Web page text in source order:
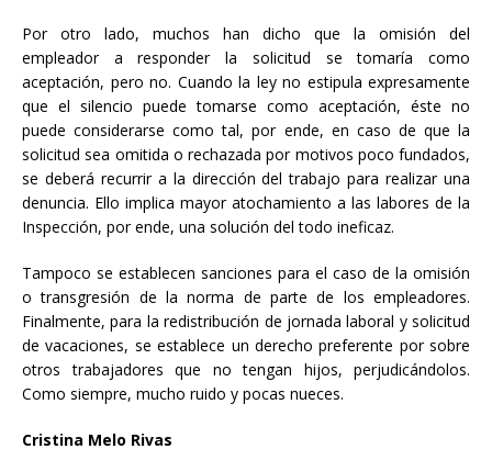
Por otro lado, muchos han dicho que la omisión del
empleador a responder la solicitud se tomaría como
aceptación, pero no. Cuando la ley no estipula expresamente
que el silencio puede tomarse como aceptación, éste no
puede considerarse como tal, por ende, en caso de que la
solicitud sea omitida o rechazada por motivos poco fundados,
se deberá recurrir a la dirección del trabajo para realizar una
denuncia. Ello implica mayor atochamiento a las labores de la
Inspección, por ende, una solución del todo ineficaz.
Tampoco se establecen sanciones para el caso de la omisión
o transgresión de la norma de parte de los empleadores.
Finalmente, para la redistribución de jornada laboral y solicitud
de vacaciones, se establece un derecho preferente por sobre
otros trabajadores que no tengan hijos, perjudicándolos.
Como siempre, mucho ruido y pocas nueces.
Cristina Melo Rivas